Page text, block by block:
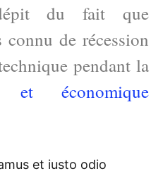
du fait que
connu de récession
pendant la
et économique
et iusto odio